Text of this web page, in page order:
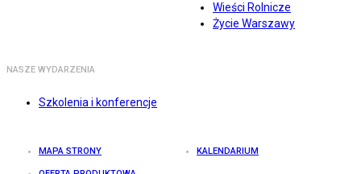
Wieści Rolnicze
Życie Warszawy
NASZE WYDARZENIA
Szkolenia i konferencje
MAPA STRONY KALENDARIUM